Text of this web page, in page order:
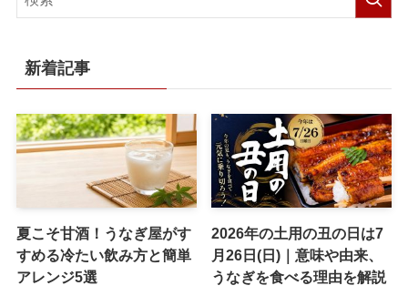
新着記事
夏こそ甘酒！うなぎ屋がす
すめる冷たい飲み方と簡単
アレンジ5選
2026年の土用の丑の日は7
月26日(日)｜意味や由来、
うなぎを食べる理由を解説